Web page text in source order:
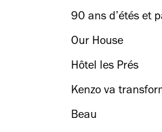
90 ans d’étés et
Our House
Hôtel les Prés
Kenzo va
ouvert à tous
Beau